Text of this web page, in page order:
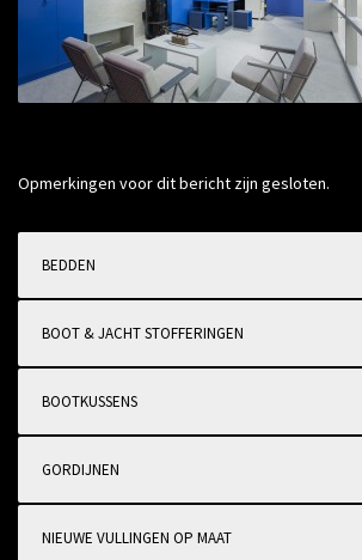
Opmerkingen voor dit bericht zijn gesloten.
BEDDEN
BOOT & JACHT STOFFERINGEN
BOOTKUSSENS
GORDIJNEN
NIEUWE VULLINGEN OP MAAT